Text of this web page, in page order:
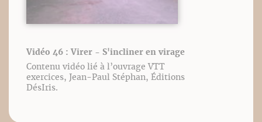
Vidéo 46 : Virer - S'incliner en virage
Contenu vidéo lié à l’ouvrage VTT
exercices, Jean-Paul Stéphan, Éditions
DésIris.